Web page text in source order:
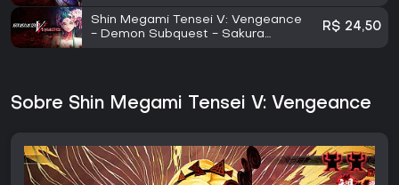
Shin Megami Tensei V: Vengeance
- Demon Subquest - Sakura
R$ 24,50
Sobre Shin Megami Tensei V: Vengeance